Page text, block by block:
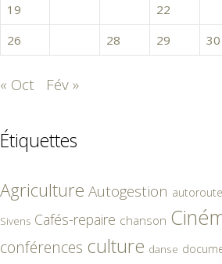
19
22
26
28 29 30
« Oct Fév »
Étiquettes
Agriculture Autogestion
Sivens Cafés-repaire chanson
conférences culture danse